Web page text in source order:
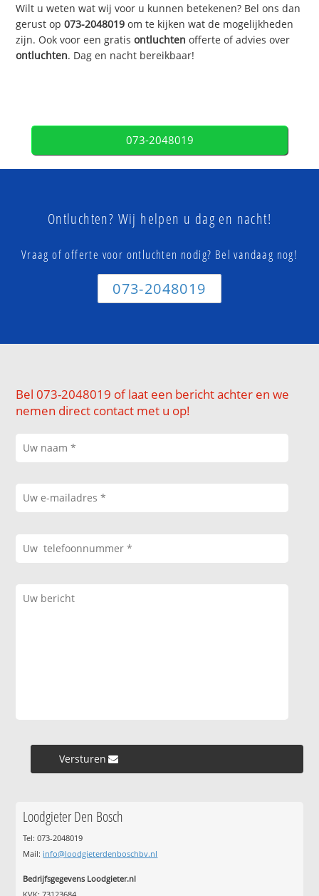
Wilt u weten wat wij voor u kunnen betekenen? Bel ons dan
gerust op073-2048019 om te kijken wat de mogelijkheden
zijn. Ook voor een gratisontluchten offerte of advies over
ontluchten. Dag en nacht bereikbaar!
073-2048019
Ontluchten? Wij helpen u dag en nacht!
Vraag of offerte voor ontluchten nodig? Bel vandaag nog!
073-2048019
Bel 073-2048019 of laat een bericht achter en we
nemen direct contact met u op!
Versturen »
Loodgieter Den Bosch
Tel: 073-2048019
Mail: info@loodgieterdenboschbv.nl
Bedrijfsgegevens Loodgieter.nl